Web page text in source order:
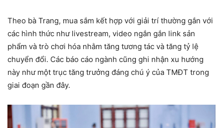
Theo bà Trang, mua sắm kết hợp với giải trí thường gắn với
các hình thức như livestream, video ngắn gắn link sản
phẩm và trò chơi hóa nhằm tăng tương tác và tăng tỷ lệ
chuyển đổi. Các báo cáo ngành cũng ghi nhận xu hướng
này như một trục tăng trưởng đáng chú ý của TMĐT trong
giai đoạn gần đây.